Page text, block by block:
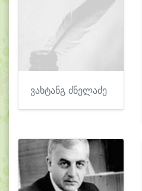
ვახტანგ ძნელაძე